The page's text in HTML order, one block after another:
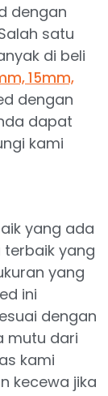
dengan
satu
di beli
15mm,
dengan
dapat
kami
yang ada
yang
yang
ini
dengan
mutu dari
kami
kecewa jika